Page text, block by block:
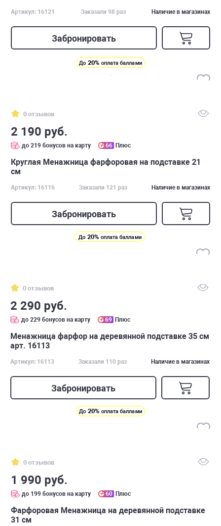
Артикул: 16121 Заказали 98 раз Наличие в магазинах
Забронировать
До 20% оплата баллами
0 отзывов
2 190 руб.
до 219 бонусов на карту 66 Плюс
Круглая Менажница фарфоровая на подставке 21
см
Артикул: 16116 Заказали 121 раз Наличие в магазинах
Забронировать
До 20% оплата баллами
0 отзывов
2 290 руб.
до 229 бонусов на карту 69 Плюс
Менажница фарфор на деревянной подставке 35 см
арт. 16113
Артикул: 16113 Заказали 110 раз Наличие в магазинах
Забронировать
До 20% оплата баллами
0 отзывов
1 990 руб.
до 199 бонусов на карту 60 Плюс
Фарфоровая Менажница на деревянной подставке
31 см